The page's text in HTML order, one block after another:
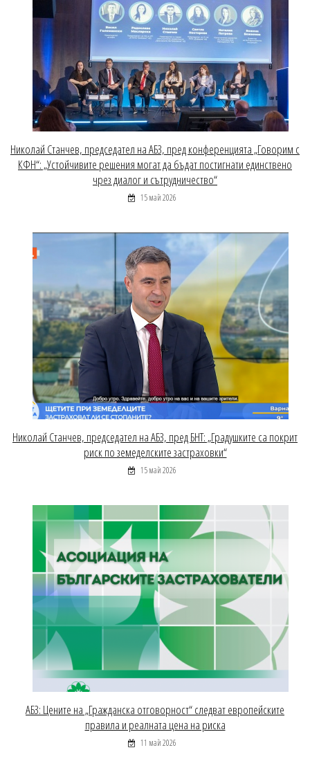
Николай Станчев, председател на АБЗ, пред конференцията „Говорим с
КФН“: „Устойчивите решения могат да бъдат постигнати единствено
чрез диалог и сътрудничество“
15 май 2026
Николай Станчев, председател на АБЗ, пред БНТ: „Градушките са покрит
риск по земеделските застраховки“
15 май 2026
АБЗ: Цените на „Гражданска отговорност“ следват европейските
правила и реалната цена на риска
11 май 2026